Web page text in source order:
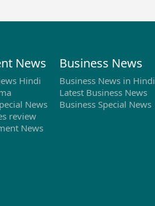
News
Hindi
News
review
News
Business News
Business News in Hindi
Latest Business News
Business Special News